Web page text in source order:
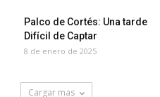
Palco de Cortés: Una tarde
Difícil de Captar
8 de enero de 2025
Cargar mas